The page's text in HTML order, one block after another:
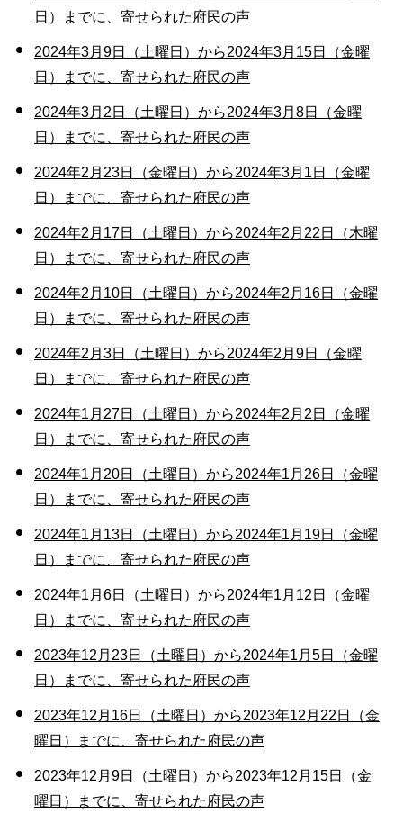
日）までに、寄せられた府民の声
2024年3月9日（土曜日）から2024年3月15日（金曜
日）までに、寄せられた府民の声
2024年3月2日（土曜日）から2024年3月8日（金曜
日）までに、寄せられた府民の声
2024年2月23日（金曜日）から2024年3月1日（金曜
日）までに、寄せられた府民の声
2024年2月17日（土曜日）から2024年2月22日（木曜
日）までに、寄せられた府民の声
2024年2月10日（土曜日）から2024年2月16日（金曜
日）までに、寄せられた府民の声
2024年2月3日（土曜日）から2024年2月9日（金曜
日）までに、寄せられた府民の声
2024年1月27日（土曜日）から2024年2月2日（金曜
日）までに、寄せられた府民の声
2024年1月20日（土曜日）から2024年1月26日（金曜
日）までに、寄せられた府民の声
2024年1月13日（土曜日）から2024年1月19日（金曜
日）までに、寄せられた府民の声
2024年1月6日（土曜日）から2024年1月12日（金曜
日）までに、寄せられた府民の声
2023年12月23日（土曜日）から2024年1月5日（金曜
日）までに、寄せられた府民の声
2023年12月16日（土曜日）から2023年12月22日（金
曜日）までに、寄せられた府民の声
2023年12月9日（土曜日）から2023年12月15日（金
曜日）までに、寄せられた府民の声